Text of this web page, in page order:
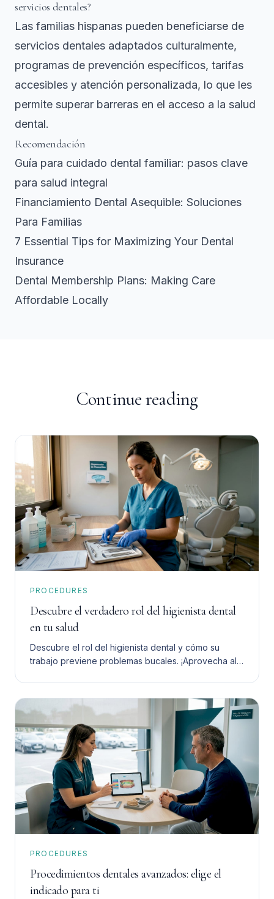
servicios dentales?
Las familias hispanas pueden beneficiarse de
servicios dentales adaptados culturalmente,
programas de prevención específicos, tarifas
accesibles y atención personalizada, lo que les
permite superar barreras en el acceso a la salud
dental.
Recomendación
Guía para cuidado dental familiar: pasos clave
para salud integral
Financiamiento Dental Asequible: Soluciones
Para Familias
7 Essential Tips for Maximizing Your Dental
Insurance
Dental Membership Plans: Making Care
Affordable Locally
Continue reading
PROCEDURES
Descubre el verdadero rol del higienista dental
en tu salud
Descubre el rol del higienista dental y cómo su
trabajo previene problemas bucales. ¡Aprovecha al
PROCEDURES
Procedimientos dentales avanzados: elige el
indicado para ti